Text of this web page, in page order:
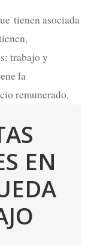
tienen asociada
trabajo y
la
remunerado.
EN